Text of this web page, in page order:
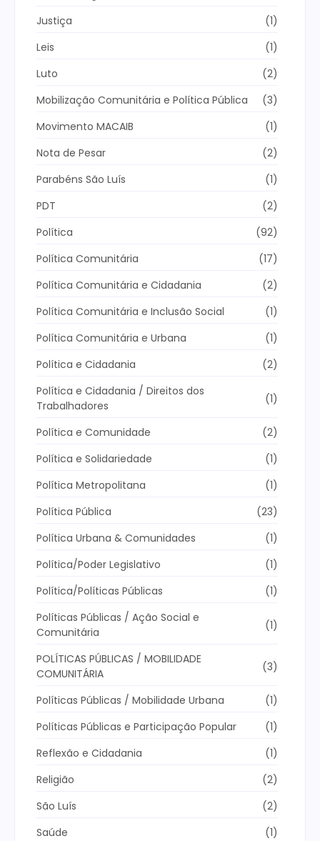
Justiça
(1)
Leis
(1)
Luto
(2)
Mobilização Comunitária e Política Pública
(3)
Movimento MACAIB
(1)
Nota de Pesar
(2)
Parabéns São Luís
(1)
PDT
(2)
Política
(92)
Política Comunitária
(17)
Política Comunitária e Cidadania
(2)
Política Comunitária e Inclusão Social
(1)
Política Comunitária e Urbana
(1)
Política e Cidadania
(2)
Política e Cidadania / Direitos dos
Trabalhadores
(1)
Política e Comunidade
(2)
Política e Solidariedade
(1)
Política Metropolitana
(1)
Política Pública
(23)
Política Urbana & Comunidades
(1)
Política/Poder Legislativo
(1)
Política/Políticas Públicas
(1)
Políticas Públicas / Ação Social e
Comunitária
(1)
POLÍTICAS PÚBLICAS / MOBILIDADE
COMUNITÁRIA
(3)
Políticas Públicas / Mobilidade Urbana
(1)
Políticas Públicas e Participação Popular
(1)
Reflexão e Cidadania
(1)
Religião
(2)
São Luís
(2)
Saúde
(1)